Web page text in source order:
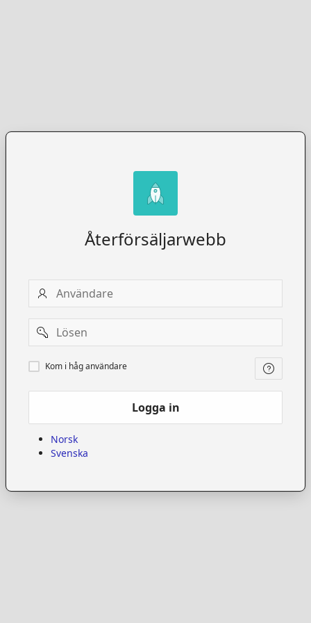
Återförsäljarwebb
Användare
Password
Kom
i
Kom i håg användare
Logga in
Norsk
Svenska